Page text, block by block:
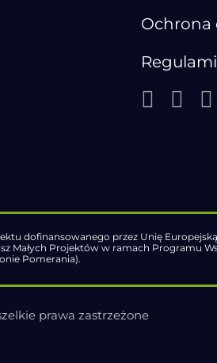
Ochrona
dofinansowanego przez Unię
Małych Projektów w ramach Programu
Pomerania).
prawa zastrzeżone